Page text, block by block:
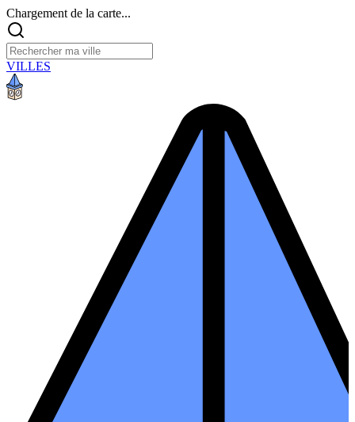
Chargement de la carte...
VILLES